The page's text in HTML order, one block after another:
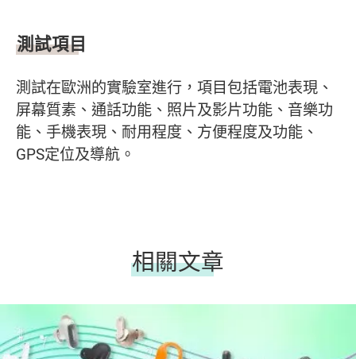
測試項目
測試在歐洲的實驗室進行，項目包括電池表現、
屏幕質素、通話功能、照片及影片功能、音樂功
能、手機表現、耐用程度、方便程度及功能、
GPS定位及導航。
相關文章